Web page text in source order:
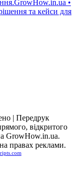
| Передрук
відкритого
GrowHow.in.ua.
правах реклами.